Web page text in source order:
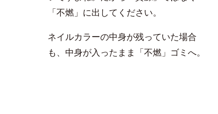
「不燃」に出してください。
ネイルカラーの中身が残っていた場合
も、中身が入ったまま「不燃」ゴミへ。